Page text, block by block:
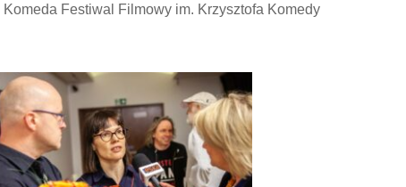
Festiwal Filmowy im. Krzysztofa Komedy